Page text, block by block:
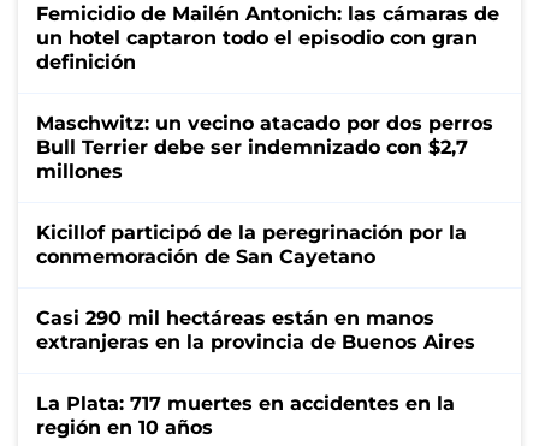
Femicidio de Mailén Antonich: las cámaras de
un hotel captaron todo el episodio con gran
definición
Maschwitz: un vecino atacado por dos perros
Bull Terrier debe ser indemnizado con $2,7
millones
Kicillof participó de la peregrinación por la
conmemoración de San Cayetano
Casi 290 mil hectáreas están en manos
extranjeras en la provincia de Buenos Aires
La Plata: 717 muertes en accidentes en la
región en 10 años